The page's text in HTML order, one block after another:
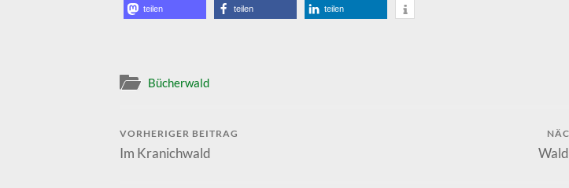
teilen teilen teilen
Bücherwald
VORHERIGER BEITRAG
Im Kranichwald